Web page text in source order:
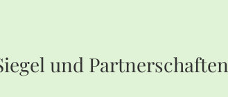
und Partnerschaften